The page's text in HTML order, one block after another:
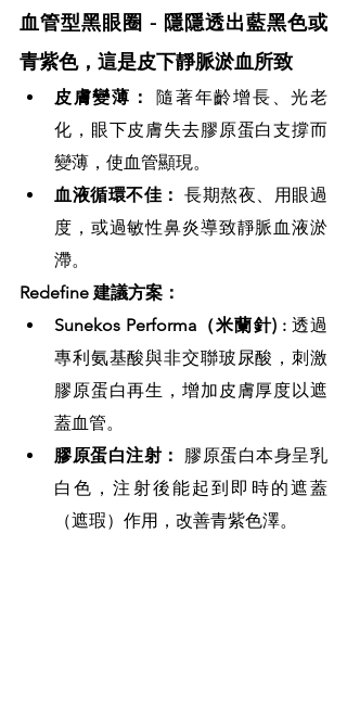
血管型黑眼圈 - 隱隱透出藍黑色或
青紫色，這是皮下靜脈淤血所致
皮膚變薄：
隨著年齡增長、光老
化，眼下皮膚失去膠原蛋白支撐而
變薄，使血管顯現。
血液循環不佳： 長期熬夜、用眼過
度，或過敏性鼻炎導致靜脈血液淤
滯。
Redefine 建議方案：
Sunekos Performa（米蘭針) : 透過
專利氨基酸與非交聯玻尿酸，刺激
膠原蛋白再生，增加皮膚厚度以遮
蓋血管。
膠原蛋白注射：
膠原蛋白本身呈乳
白色，注射後能起到即時的遮蓋
（遮瑕）作用，改善青紫色澤。